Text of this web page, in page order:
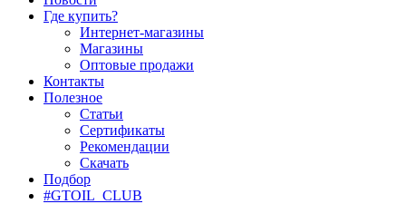
Где купить?
Интернет-магазины
Магазины
Оптовые продажи
Контакты
Полезное
Статьи
Сертификаты
Рекомендации
Скачать
Подбор
#GTOIL_CLUB